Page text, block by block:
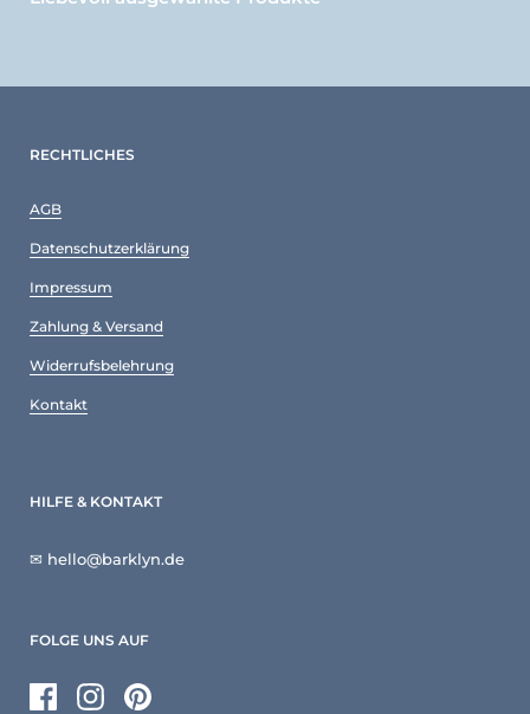
RECHTLICHES
AGB
Datenschutzerklärung
Impressum
Zahlung & Versand
Widerrufsbelehrung
Kontakt
HILFE & KONTAKT
✉ hello@barklyn.de
FOLGE UNS AUF
FacebookInstagramPinterest